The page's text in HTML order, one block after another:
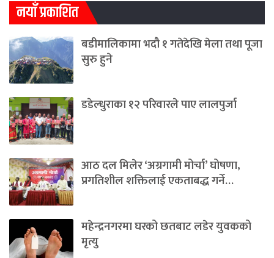
नयाँ प्रकाशित
बडीमालिकामा भदौ १ गतेदेखि मेला तथा पूजा
सुरु हुने
डडेल्धुराका १२ परिवारले पाए लालपुर्जा
आठ दल मिलेर ‘अग्रगामी मोर्चा’ घोषणा,
प्रगतिशील शक्तिलाई एकताबद्ध गर्ने…
महेन्द्रनगरमा घरको छतबाट लडेर युवकको
मृत्यु